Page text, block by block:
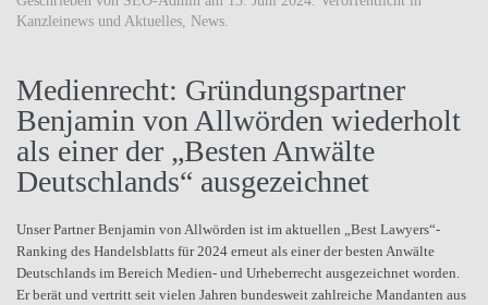
Kanzleinews und Aktuelles, News.
Medienrecht: Gründungspartner
Benjamin von Allwörden wiederholt
als einer der „Besten Anwälte
Deutschlands“ ausgezeichnet
Unser Partner Benjamin von Allwörden ist im aktuellen „Best Lawyers“-
Ranking des Handelsblatts für 2024 erneut als einer der besten Anwälte
Deutschlands im Bereich Medien- und Urheberrecht ausgezeichnet worden.
Er berät und vertritt seit vielen Jahren bundesweit zahlreiche Mandanten aus